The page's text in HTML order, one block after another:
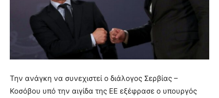
Την ανάγκη να συνεχιστεί ο διάλογος Σερβίας –
Κοσόβου υπό την αιγίδα της ΕΕ εξέφρασε ο υπουργός